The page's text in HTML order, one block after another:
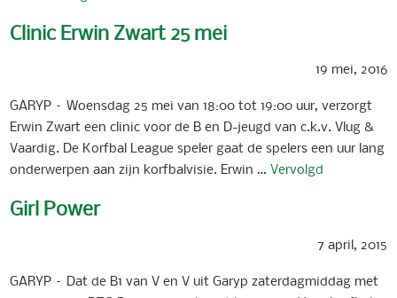
Clinic Erwin Zwart 25 mei
19 mei, 2016
GARYP – Woensdag 25 mei van 18:00 tot 19:00 uur, verzorgt
Erwin Zwart een clinic voor de B en D-jeugd van c.k.v. Vlug &
Vaardig. De Korfbal League speler gaat de spelers een uur lang
onderwerpen aan zijn korfbalvisie. Erwin …Vervolgd
Girl Power
7 april, 2015
GARYP – Dat de B1 van V en V uit Garyp zaterdagmiddag met